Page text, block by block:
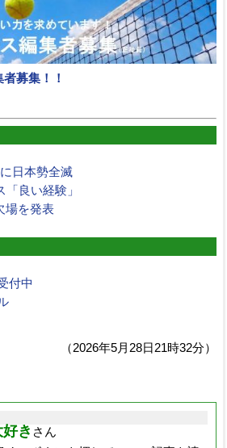
募集！！
日本勢全滅
「良い経験」
場を発表
付中
（2026年5月28日21時32分）
き さん